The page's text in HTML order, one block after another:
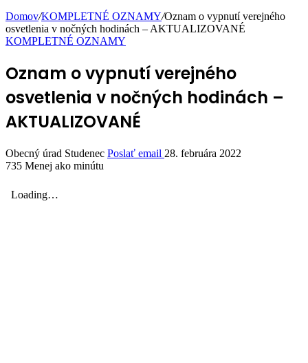
Domov/KOMPLETNÉ OZNAMY/Oznam o vypnutí verejného
osvetlenia v nočných hodinách – AKTUALIZOVANÉ
KOMPLETNÉ OZNAMY
Oznam o vypnutí verejného
osvetlenia v nočných hodinách –
AKTUALIZOVANÉ
Obecný úrad Studenec Poslať email 28. februára 2022
735 Menej ako minútu